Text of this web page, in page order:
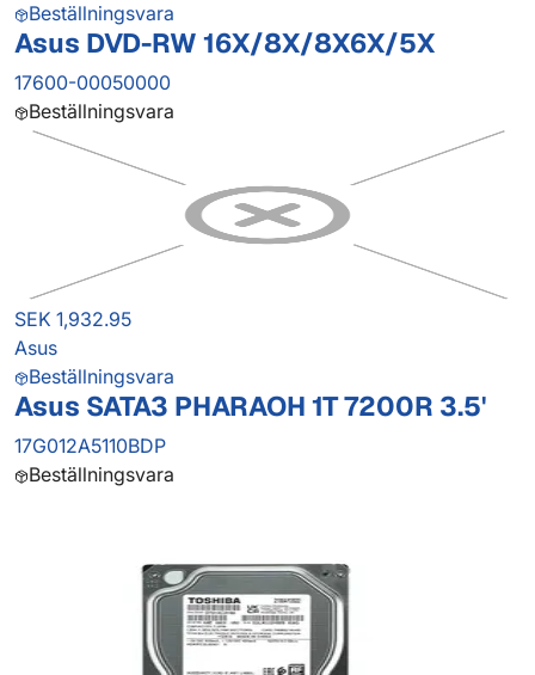
Beställningsvara
Asus DVD-RW 16X/8X/8X6X/5X
17600-00050000
Beställningsvara
SEK 1,932.95
Asus
Beställningsvara
Asus SATA3 PHARAOH 1T 7200R 3.5'
17G012A5110BDP
Beställningsvara